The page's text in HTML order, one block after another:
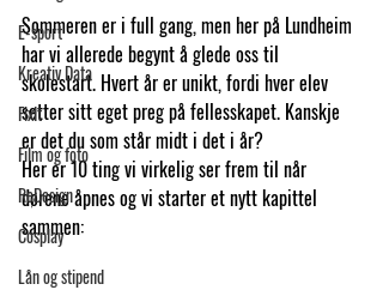
E-sport
Kreativ Data
FixIt
Film og foto
ReDesign
Cosplay
Lån og stipend
Sommeren er i full gang, men her på Lundheim
har vi allerede begynt å glede oss til
skolestart. Hvert år er unikt, fordi hver elev
setter sitt eget preg på fellesskapet. Kanskje
er det du som står midt i det i år?
Her er 10 ting vi virkelig ser frem til når
dørene åpnes og vi starter et nytt kapittel
sammen: